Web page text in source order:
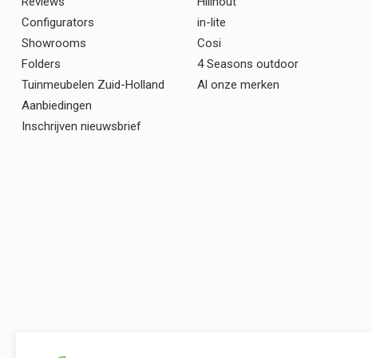
Configurators
Showrooms
Folders
Tuinmeubelen Zuid-Holland
Aanbiedingen
Inschrijven nieuwsbrief
in-lite
Cosi
4 Seasons outdoor
Al onze merken